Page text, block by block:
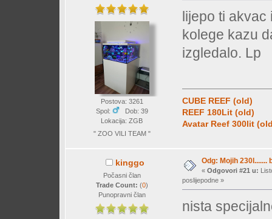
Postova: 3261
Spol:
Dob: 39
Lokacija: ZGB
" ZOO VILI TEAM "
lijepo ti
kolege kazu
izgledalo. Lp
CUBE REEF (old)
REEF 180Lit (old)
Avatar Reef 300lit
kinggo
Počasni član
Trade Count: (0)
Punopravni član
Odg: Mojih 230l.......
« Odgovori #21 u:
poslijepodne »
nista